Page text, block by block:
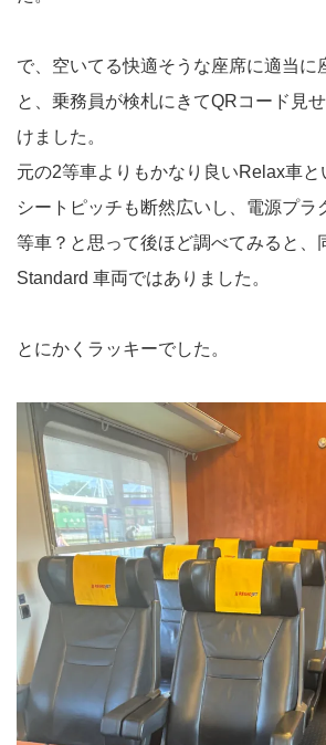
で、空いてる快適そうな座席に適当に
と、乗務員が検札にきてQRコード見
けました。
元の2等車よりもかなり良いRelax車と
シートピッチも断然広いし、電源プラ
等車？と思って後ほど調べてみると、
Standard 車両ではありました。
とにかくラッキーでした。